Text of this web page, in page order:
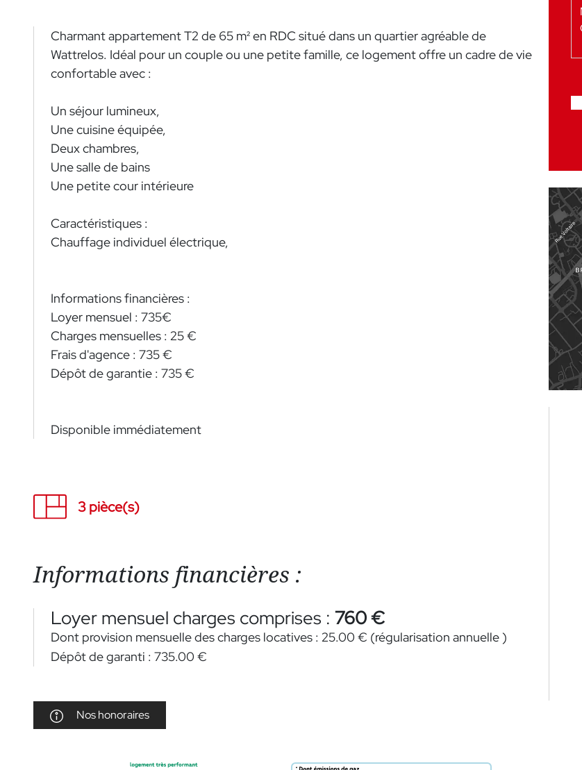
Charmant appartement T2 de 65 m² en RDC situé dans un quartier agréable de
Wattrelos. Idéal pour un couple ou une petite famille, ce logement offre un cadre de vie
confortable avec :
Un séjour lumineux,
Une cuisine équipée,
Deux chambres,
Une salle de bains
Une petite cour intérieure
Caractéristiques :
Chauffage individuel électrique,
Informations financières :
Loyer mensuel : 735€
Charges mensuelles : 25 €
Frais d'agence : 735 €
Dépôt de garantie : 735 €
Disponible immédiatement
3 pièce(s)
Informations financières :
Loyer mensuel charges comprises : 760 €
Dont provision mensuelle des charges locatives : 25.00 € (régularisation annuelle )
Dépôt de garanti : 735.00 €
Nos honoraires